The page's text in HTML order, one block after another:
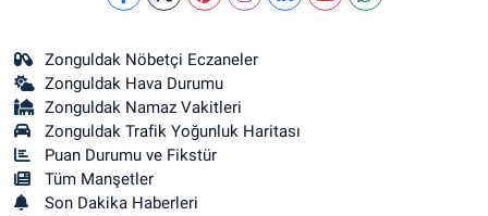
Zonguldak Nöbetçi Eczaneler
Zonguldak Hava Durumu
Zonguldak Namaz Vakitleri
Zonguldak Trafik Yoğunluk Haritası
Puan Durumu ve Fikstür
Tüm Manşetler
Son Dakika Haberleri